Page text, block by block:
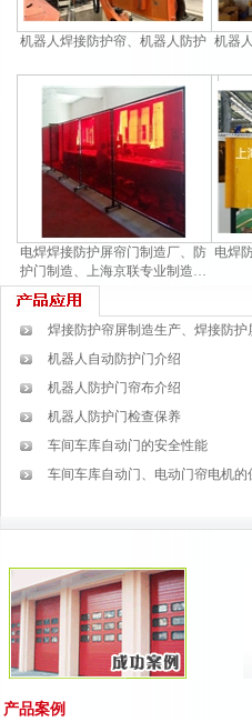
机器人焊接防护帘、机器人防护 机器
电焊焊接防护屏帘门制造厂、防
护门制造、上海京联专业制造…
电焊
焊接防护帘屏制造生产、焊接防
机器人自动防护门介绍
机器人防护门帘布介绍
机器人防护门检查保养
车间车库自动门的安全性能
车间车库自动门、电动门帘电机
产品案例